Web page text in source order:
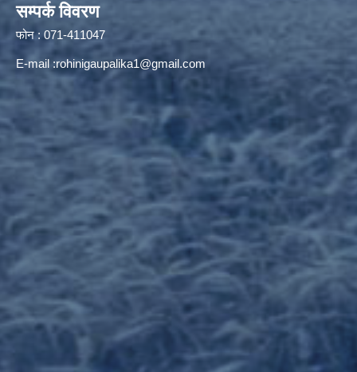
सम्पर्क विवरण
फोन : 071-411047
E-mail :rohinigaupalika1@gmail.com